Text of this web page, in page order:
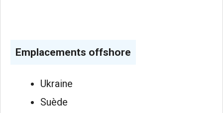
Emplacements offshore
Ukraine
Suède